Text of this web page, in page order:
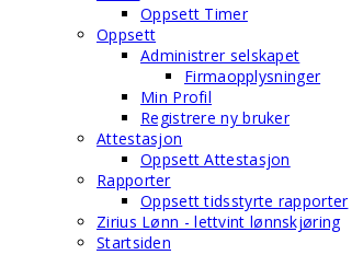
Oppsett Timer
Oppsett
Administrer selskapet
Firmaopplysninger
Min Profil
Registrere ny bruker
Attestasjon
Oppsett Attestasjon
Rapporter
Oppsett tidsstyrte rapporter
Zirius Lønn - lettvint lønnskjøring
Startsiden